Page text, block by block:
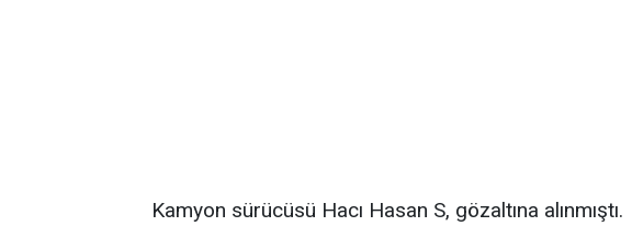
Kamyon sürücüsü Hacı Hasan S, gözaltına alınmıştı.